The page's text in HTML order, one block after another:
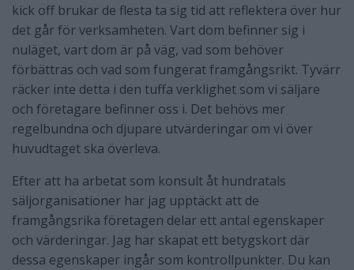
kick off brukar de flesta ta sig tid att reflektera över hur
det går för verksamheten. Vart dom befinner sig i
nuläget, vart dom är på väg, vad som behöver
förbättras och vad som fungerat framgångsrikt. Tyvärr
räcker inte detta i den tuffa verklighet som vi säljare
och företagare befinner oss i. Det behövs mer
regelbundna och djupare utvärderingar om vi över
huvudtaget ska överleva.
Efter att ha arbetat som konsult åt hundratals
säljorganisationer har jag upptäckt att de
framgångsrika företagen delar ett antal egenskaper
och värderingar. Jag har skapat ett betygskort där
dessa egenskaper ingår som kontrollpunkter. Du kan